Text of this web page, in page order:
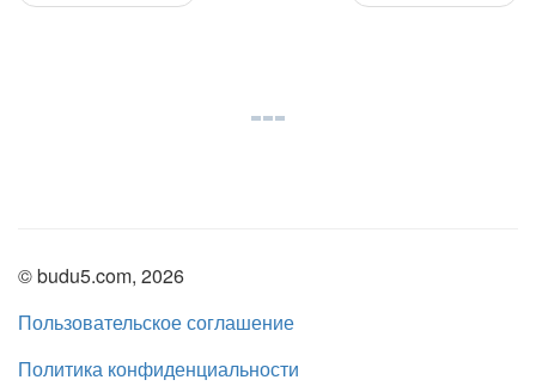
© budu5.com, 2026
Пользовательское соглашение
Политика конфиденциальности